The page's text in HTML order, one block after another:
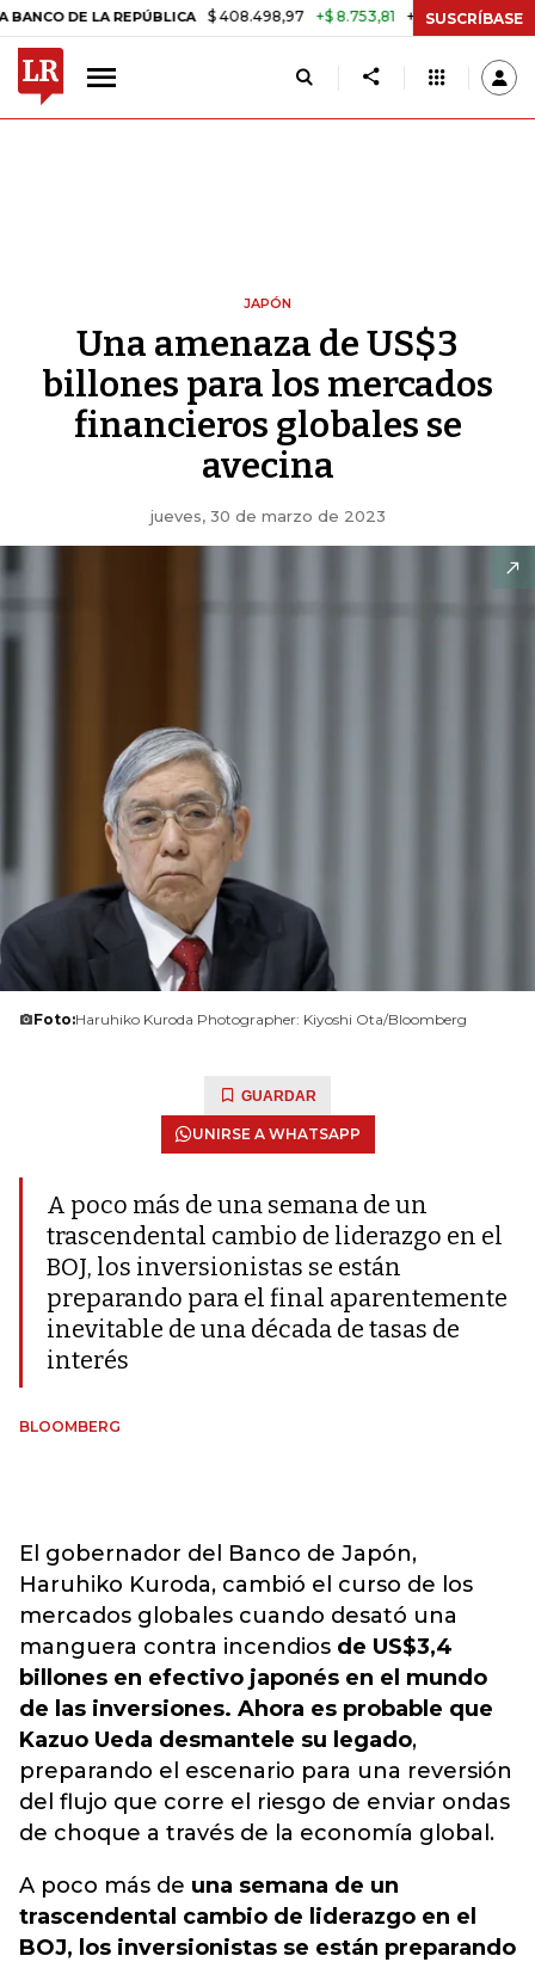
REPÚBLICA $ 408.498,97 +$ 8.753,81 +2,19% TASA DE USURA
SUSCRÍBASE
JAPÓN
Una amenaza de US$3
billones para los mercados
financieros globales se
avecina
jueves, 30 de marzo de 2023
Foto:Haruhiko Kuroda Photographer: Kiyoshi Ota/Bloomberg
GUARDAR
UNIRSE A WHATSAPP
A poco más de una semana de un
trascendental cambio de liderazgo en el
BOJ, los inversionistas se están
preparando para el final aparentemente
inevitable de una década de tasas de
interés
BLOOMBERG
El gobernador del Banco de Japón,
Haruhiko Kuroda, cambió el curso de los
mercados globales cuando desató una
manguera contra incendios de US$3,4
billones en efectivo japonés en el mundo
de las inversiones. Ahora es probable que
Kazuo Ueda desmantele su legado,
preparando el escenario para una reversión
del flujo que corre el riesgo de enviar ondas
de choque a través de la economía global.
A poco más de una semana de un
trascendental cambio de liderazgo en el
BOJ, los inversionistas se están preparando